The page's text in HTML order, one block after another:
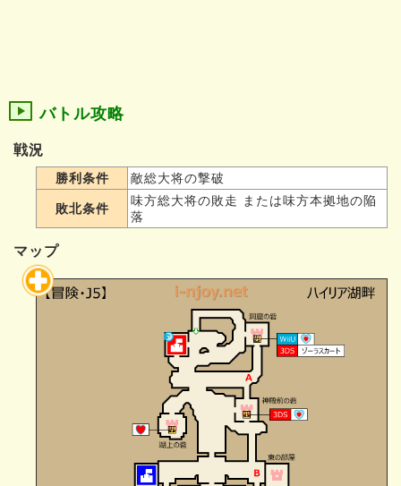
バトル攻略
戦況
勝利条件 敵総大将の撃破
敗北条件
味方総大将の敗走 または味方本拠地の陥
落
マップ